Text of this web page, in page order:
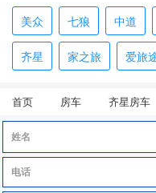
美众 七狼 中道
齐星 家之旅 爱旅
首页 房车 齐星房车